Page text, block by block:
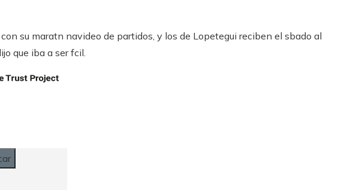
su maratn navideo de partidos, y los de Lopetegui reciben el sbado al
que iba a ser fcil.